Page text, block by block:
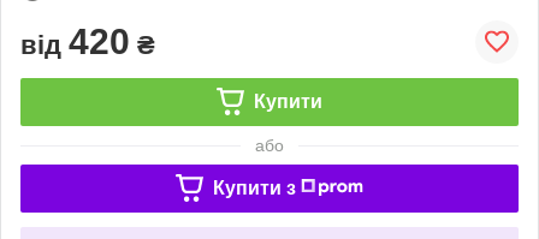
від 420 ₴
Купити
або
Купити з